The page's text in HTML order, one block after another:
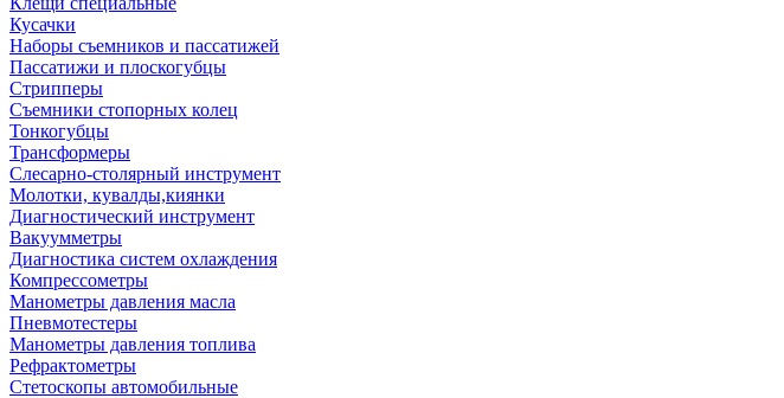
Кусачки
Наборы съемников и пассатижей
Пассатижи и плоскогубцы
Стрипперы
Съемники стопорных колец
Тонкогубцы
Трансформеры
Слесарно-столярный инструмент
Молотки, кувалды,киянки
Диагностический инструмент
Вакуумметры
Диагностика систем охлаждения
Компрессометры
Манометры давления масла
Пневмотестеры
Манометры давления топлива
Рефрактометры
Стетоскопы автомобильные